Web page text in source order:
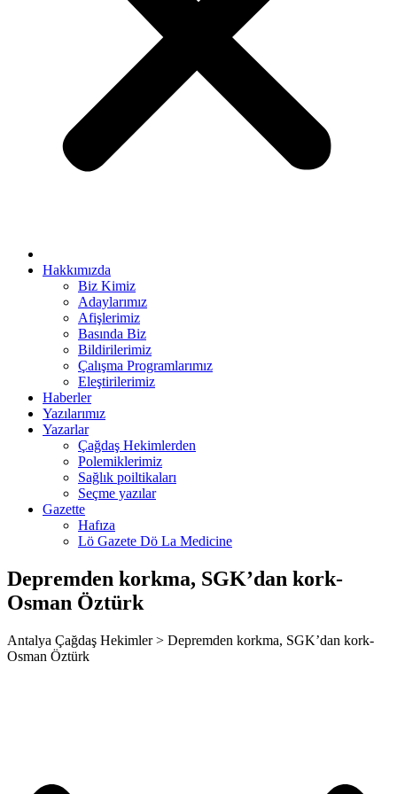
Forum
escort
giriş
Hakkımızda
Biz Kimiz
Adaylarımız
Afişlerimiz
Basında Biz
Bildirilerimiz
Çalışma Programlarımız
Eleştirilerimiz
Haberler
Yazılarımız
Yazarlar
Çağdaş Hekimlerden
Polemiklerimiz
Sağlık poiltikaları
Seçme yazılar
Gazette
Hafıza
Lö Gazete Dö La Medicine
Depremden korkma, SGK’dan kork-
Osman Öztürk
Antalya Çağdaş Hekimler > Depremden korkma, SGK’dan kork-
Osman Öztürk